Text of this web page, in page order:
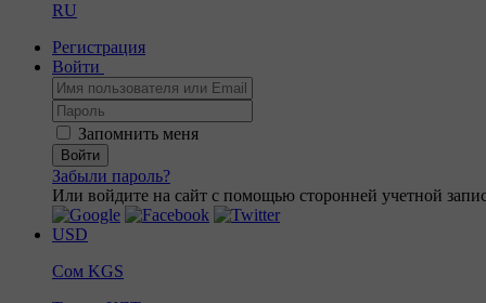
RU
Регистрация
Войти
Запомнить меня
Войти
Забыли пароль?
Или войдите на сайт с помощью сторонней учетной
USD
Сом KGS